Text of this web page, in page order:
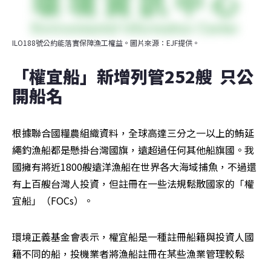
ILO188號公約能落實保障漁工權益。圖片來源：EJF提供。
「權宜船」新增列管252艘  只公
開船名
根據聯合國糧農組織資料，全球高達三分之一以上的鮪延
繩釣漁船都是懸掛台灣國旗，遠超過任何其他船旗國。我
國擁有將近1800艘遠洋漁船在世界各大海域捕魚，不過還
有上百艘台灣人投資，但註冊在一些法規鬆散國家的「權
宜船」（FOCs）。
環境正義基金會表示，權宜船是一種註冊船籍與投資人國
籍不同的船，投機業者將漁船註冊在某些漁業管理較鬆